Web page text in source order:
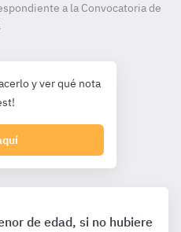
a la Convocatoria de
y ver qué nota
de edad, si no hubiere